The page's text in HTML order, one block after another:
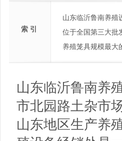
索 引
山东临沂鲁南养殖
位于全国第三大批
养殖笼具规模最大
山东临沂鲁南养
市北园路土杂市
山东地区生产养